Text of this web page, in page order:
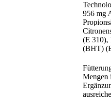
956 mg
(E 310),
(BHT)
Mengen